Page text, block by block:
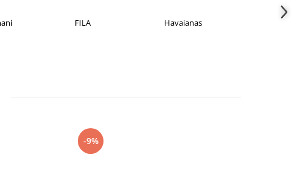
Havaianas JACK &JONES
-9%